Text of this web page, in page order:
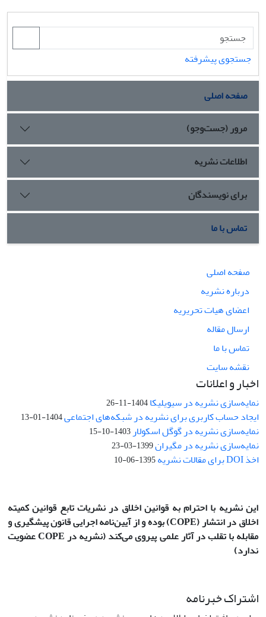
جستجوی پیشرفته
صفحه اصلی
مرور (جست‌وجو)
اطلاعات نشریه
برای نویسندگان
تماس با ما
صفحه اصلی
درباره نشریه
اعضای هیات تحریریه
ارسال مقاله
تماس با ما
نقشه سایت
اخبار و اعلانات
نمایه‌سازی نشریه در سیویلیکا1404-11-26
ایجاد حساب کاربری برای نشریه در شبکه‌های اجتماعی1404-01-13
نمایه‌سازی نشریه در گوگل اسکولار 1403-10-15
نمایه‌سازی نشریه در مگیران1399-03-23
اخذ DOI برای مقالات نشریه 1395-06-10
این نشریه با احترام به قوانین اخلاق در نشریات تابع قوانین کمیته
اخلاق در انتشار(COPE)بوده و از آیین‌نامه اجرایی قانون پیشگیری و
مقابله با تقلب در آثار علمی پیروی می‌کند (نشریه در COPE عضویت
ندارد)
اشتراک خبرنامه